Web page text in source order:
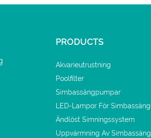
PRODUCTS
Akvarieutrustning
Poolfilter
Simbassängpumpar
LED-Lampor För Simbassäng
Ändlöst Simningssystem
Uppvärmning Av Simbassäng